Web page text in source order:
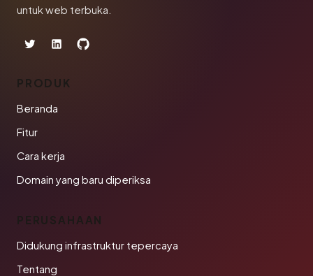
untuk web terbuka.
PRODUK
Beranda
Fitur
Cara kerja
Domain yang baru diperiksa
PERUSAHAAN
Didukung infrastruktur tepercaya
Tentang